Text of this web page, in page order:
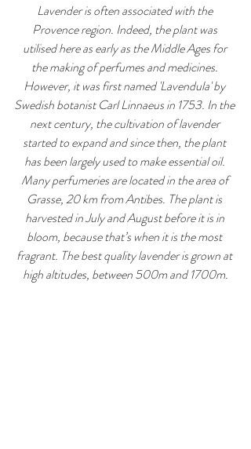
Lavender is often associated with the
Provence region. Indeed, the plant was
utilised here as early as the Middle Ages for
the making of perfumes and medicines.
However, it was first named 'Lavendula' by
Swedish botanist Carl Linnaeus in 1753. In the
next century, the cultivation of lavender
started to expand and since then, the plant
has been largely used to make essential oil.
Many perfumeries are located in the area of
Grasse, 20 km from Antibes. The plant is
harvested in July and August before it is in
bloom, because that’s when it is the most
fragrant. The best quality lavender is grown at
high altitudes, between 500m and 1700m.